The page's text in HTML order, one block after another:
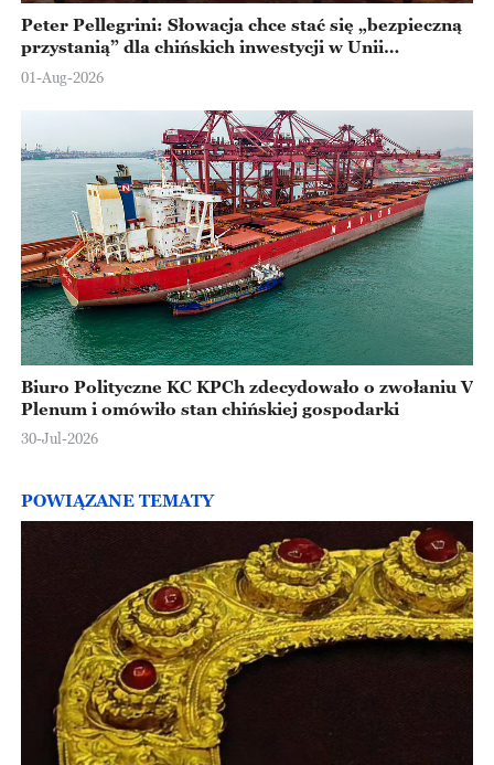
Peter Pellegrini: Słowacja chce stać się „bezpieczną
przystanią” dla chińskich inwestycji w Unii
Europejskiej
01-Aug-2026
Biuro Polityczne KC KPCh zdecydowało o zwołaniu V
Plenum i omówiło stan chińskiej gospodarki
30-Jul-2026
POWIĄZANE TEMATY